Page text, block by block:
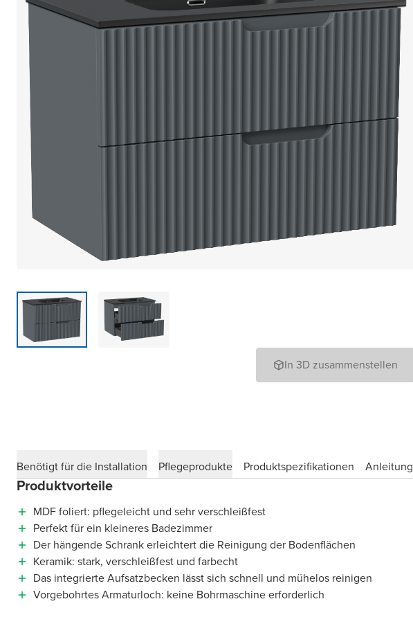
In 3D zusammenstellen
Benötigt für die Installation
Pflegeprodukte Produktspezifikationen
Produktvorteile
MDF foliert: pflegeleicht und sehr verschleißfest
Perfekt für ein kleineres Badezimmer
Der hängende Schrank erleichtert die Reinigung der Bodenflächen
Keramik: stark, verschleißfest und farbecht
Das integrierte Aufsatzbecken lässt sich schnell und mühelos reinigen
Vorgebohrtes Armaturloch: keine Bohrmaschine erforderlich